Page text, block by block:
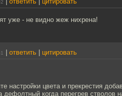
уже - не видно жеж нихрена!
ответить цитировать
настройки цвета и прекрестия
дефолтный когда перегрев стволов